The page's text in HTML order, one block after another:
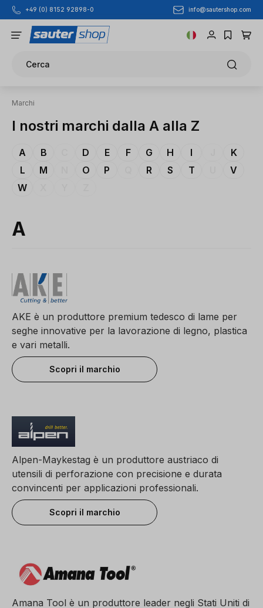
Passa al contenuto principale
+49 (0) 8152 92898-0 info@sautershop.com
Cerca
Marchi
I nostri marchi dalla A alla Z
A B D E F G H I
K
L
M O P R S T
V
W
A
AKE è un produttore premium tedesco di lame per
seghe innovative per la lavorazione di legno, plastica
e vari metalli.
Scopri il marchio
Alpen-Maykestag è un produttore austriaco di
utensili di perforazione con precisione e durata
convincenti per applicazioni professionali.
Scopri il marchio
Amana Tool è un produttore leader negli Stati Uniti di